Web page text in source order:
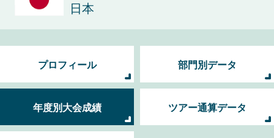
日本
プロフィール 部門別データ
年度別大会成績 ツアー通算データ